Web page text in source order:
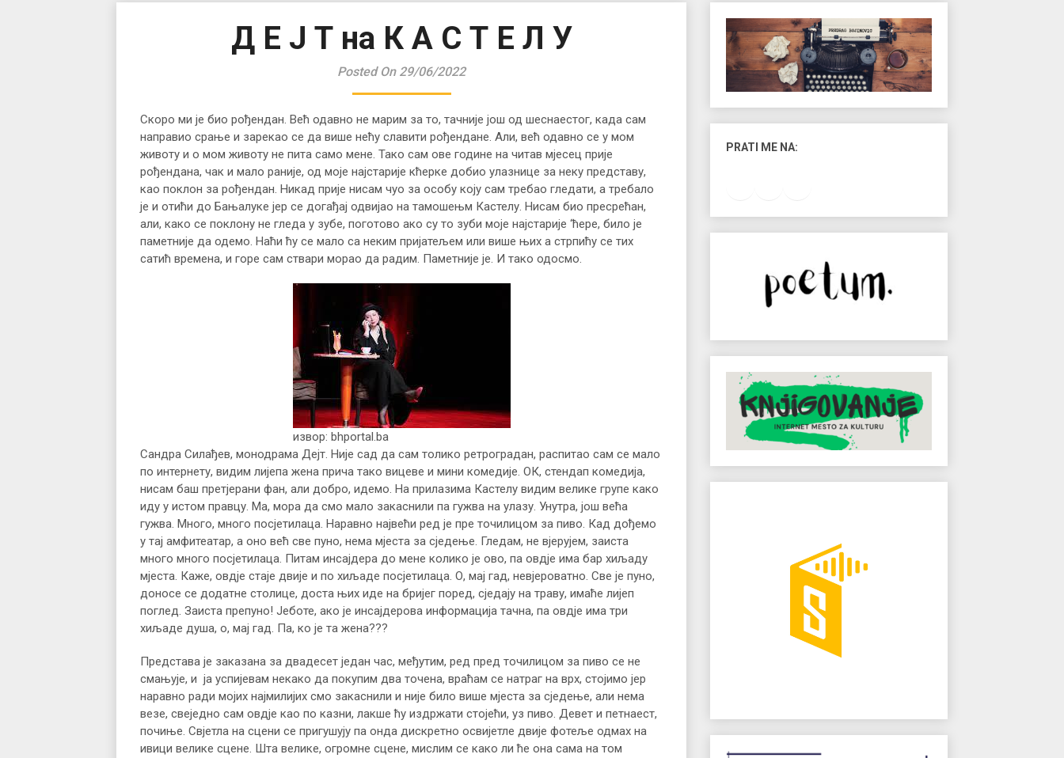
Д Е Ј Т на К А С Т Е Л У
Posted On 29/06/2022
Скоро ми је био рођендан. Већ одавно не марим за то, тачније још од шеснаестог, када сам
направио срање и зарекао се да више нећу славити рођендане. Али, већ одавно се у мом
животу и о мом животу не пита само мене. Тако сам ове године на читав мјесец прије
рођендана, чак и мало раније, од моје најстарије кћерке добио улазнице за неку представу,
као поклон за рођендан. Никад прије нисам чуо за особу коју сам требао гледати, а требало
је и отићи до Бањалуке јер се догађај одвијао на тамошењм Кастелу. Нисам био пресрећан,
али, како се поклону не гледа у зубе, поготово ако су то зуби моје најстарије ‘ћере, било је
паметније да одемо. Наћи ћу се мало са неким пријатељем или више њих а стрпићу се тих
сатић времена, и горе сам ствари морао да радим. Паметније је. И тако одосмо.
извор: bhportal.ba
Сандра Силађев, монодрама Дејт. Није сад да сам толико ретроградан, распитао сам се мало
по интернету, видим лијепа жена прича тако вицеве и мини комедије. ОК, стендап комедија,
нисам баш претјерани фан, али добро, идемо. На прилазима Кастелу видим велике групе како
иду у истом правцу. Ма, мора да смо мало закаснили па гужва на улазу. Унутра, још већа
гужва. Много, много посјетилаца. Наравно највећи ред је пре точилицом за пиво. Кад дођемо
у тај амфитеатар, а оно већ све пуно, нема мјеста за сједење. Гледам, не вјерујем, заиста
много много посјетилаца. Питам инсајдера до мене колико је ово, па овдје има бар хиљаду
мјеста. Каже, овдје стаје двије и по хиљаде посјетилаца. О, мај гад, невјероватно. Све је пуно,
доносе се додатне столице, доста њих иде на бријег поред, сједају на траву, имаће лијеп
поглед. Заиста препуно! Јеботе, ако је инсајдерова информација тачна, па овдје има три
хиљаде душа, о, мај гад. Па, ко је та жена???
Представа је заказана за двадесет један час, међутим, ред пред точилицом за пиво се не
смањује, и ја успијевам некако да покупим два точена, враћам се натраг на врх, стојимо јер
наравно ради мојих најмилијих смо закаснили и није било више мјеста за сједење, али нема
везе, свеједно сам овдје као по казни, лакше ћу издржати стојећи, уз пиво. Девет и петнаест,
почиње. Свјетла на сцени се пригушују па онда дискретно освијетле двије фотеље одмах на
ивици велике сцене. Шта велике, огромне сцене, мислим се како ли ће она сама на том
PRATI ME NA: